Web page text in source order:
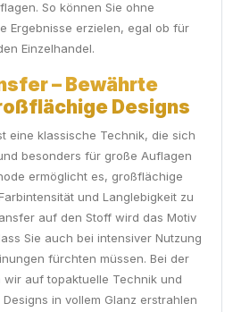
So können Sie ohne
Ergebnisse erzielen, egal ob für
Einzelhandel.
– Bewährte
Designs
eine klassische Technik, die sich
besonders für große Auflagen
ermöglicht es, großflächige
und Langlebigkeit zu
auf den Stoff wird das Motiv
Sie auch bei intensiver Nutzung
fürchten müssen. Bei der
wir auf topaktuelle Technik und
in vollem Glanz erstrahlen